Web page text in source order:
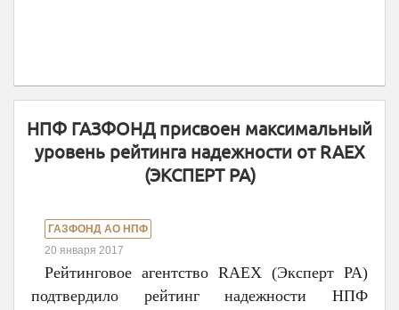
НПФ ГАЗФОНД присвоен максимальный
уровень рейтинга надежности от RAEX
(ЭКСПЕРТ РА)
ГАЗФОНД АО НПФ
20 января 2017
Рейтинговое агентство RAEX (Эксперт РА)
подтвердило рейтинг надежности НПФ